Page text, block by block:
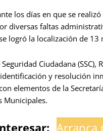
los días en que se realizó
diversas faltas
logró la localización de
Ciudadana
y resolución
elementos de la
Municipales.
Arranca